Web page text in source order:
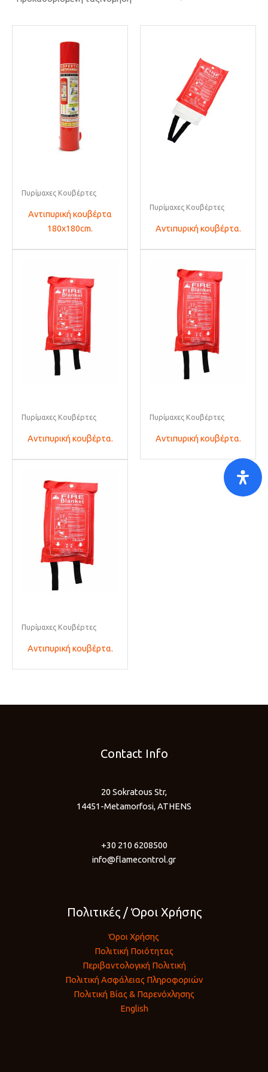
Πυρίμαχες Κουβέρτες
Αντιπυρική κουβέρτα
180x180cm.
Πυρίμαχες Κουβέρτες
Αντιπυρική κουβέρτα.
Πυρίμαχες Κουβέρτες
Αντιπυρική κουβέρτα.
Πυρίμαχες Κουβέρτες
Αντιπυρική κουβέρτα.
Πυρίμαχες Κουβέρτες
Αντιπυρική κουβέρτα.
Contact Info
20 Sokratous Str,
14451-Metamorfosi, ATHENS
+30 210 6208500
info@flamecontrol.gr
Πολιτικές / Όροι Χρήσης
Όροι Χρήσης
Πολιτική Ποιότητας
Περιβαντολογική Πολιτική
Πολιτική Ασφάλειας Πληροφοριών
Πολιτική Βίας & Παρενόχλησης
English